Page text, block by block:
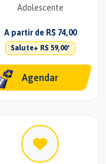
Adolescente
A partir de R$ 74,00
Salute+ R$ 59,00*
Agendar